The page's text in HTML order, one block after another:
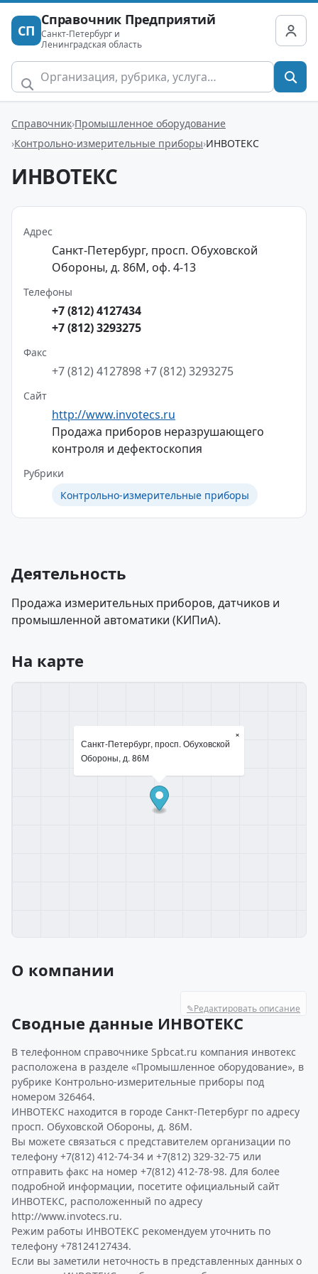
СП
Справочник Предприятий
Санкт-Петербург и
Ленинградская область
Справочник Промышленное оборудование
Контрольно-измерительные приборы ИНВОТЕКС
ИНВОТЕКС
Адрес
Санкт-Петербург, просп. Обуховской
Обороны, д. 86М, оф. 4-13
Телефоны
+7 (812) 4127434
+7 (812) 3293275
Факс
+7 (812) 4127898+7 (812) 3293275
Сайт
http://www.invotecs.ru
Продажа приборов неразрушающего
контроля и дефектоскопия
Рубрики
Контрольно-измерительные приборы
Деятельность
Продажа измерительных приборов, датчиков и
промышленной автоматики (КИПиА).
На карте
Санкт-Петербург, просп. Обуховской
Обороны, д. 86М
×
О компании
✎Редактировать описание
Сводные данные ИНВОТЕКС
В телефонном справочнике Spbcat.ru компания инвотекс
расположена в разделе «Промышленное оборудование», в
рубрике Контрольно-измерительные приборы под
номером 326464.
ИНВОТЕКС находится в городе Санкт-Петербург по адресу
просп. Обуховской Обороны, д. 86М.
Вы можете связаться с представителем организации по
телефону +7(812) 412-74-34 и +7(812) 329-32-75 или
отправить факс на номер +7(812) 412-78-98. Для более
подробной информации, посетите официальный сайт
ИНВОТЕКС, расположенный по адресу
http://www.invotecs.ru.
Режим работы ИНВОТЕКС рекомендуем уточнить по
телефону +78124127434.
Если вы заметили неточность в представленных данных о